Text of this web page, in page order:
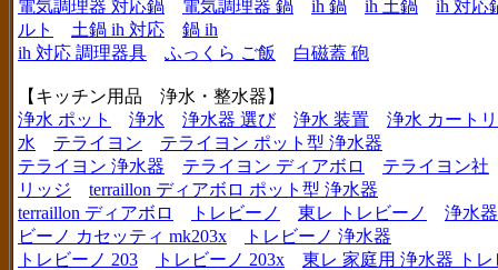
電気調理器 対応鍋
電気調理器 鍋 ih 鍋 ih 土鍋
ih 対応
ルト
土鍋 ih 対応
鍋 ih
ih 対応 調理器具
ふっくら ご飯 白磁蓋 砲
【キッチン用品 浄水・整水器】
浄水 ポット
浄水 浄水器 選び 浄水 装置
浄水 カート
水
テライヨン
テライヨン ポット型 浄水器
テライヨン 浄水器
テライヨン ディアボロ
テライヨン社
リッジ
terraillon ディアボロ ポット型 浄水器
terraillon ディアボロ
トレビーノ 東レ トレビーノ
浄水
ビーノ カセッティ mk203x
トレビーノ 浄水器
トレビーノ 203
トレビーノ 203x
東レ 家庭用 浄水器 トレ